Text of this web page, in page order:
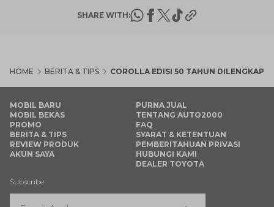
SHARE WITH:
HOME BERITA & TIPS COROLLA EDISI 50 TAHUN DILENGKAPI
MOBIL BARU
MOBIL BEKAS
PROMO
BERITA & TIPS
REVIEW PRODUK
AKUN SAYA
PURNA JUAL
TENTANG AUTO2000
FAQ
SYARAT & KETENTUAN
PEMBERITAHUAN PRIVASI
HUBUNGI KAMI
DEALER TOYOTA
Subscribe